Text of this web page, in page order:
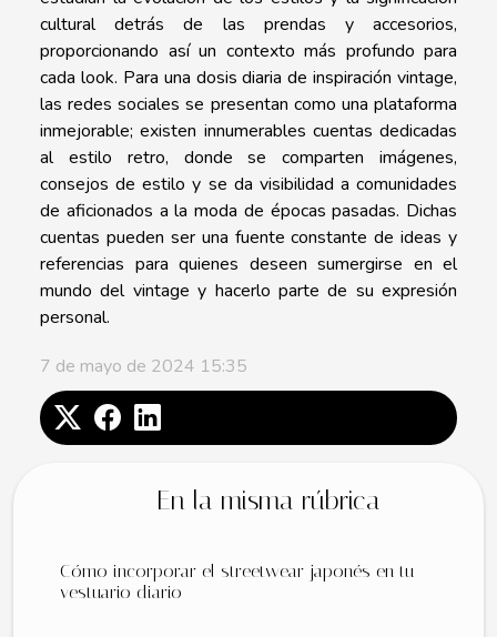
cultural detrás de las prendas y accesorios,
proporcionando así un contexto más profundo para
cada look. Para una dosis diaria de inspiración vintage,
las redes sociales se presentan como una plataforma
inmejorable; existen innumerables cuentas dedicadas
al estilo retro, donde se comparten imágenes,
consejos de estilo y se da visibilidad a comunidades
de aficionados a la moda de épocas pasadas. Dichas
cuentas pueden ser una fuente constante de ideas y
referencias para quienes deseen sumergirse en el
mundo del vintage y hacerlo parte de su expresión
personal.
7 de mayo de 2024 15:35
En la misma rúbrica
Cómo incorporar el streetwear japonés en tu
vestuario diario